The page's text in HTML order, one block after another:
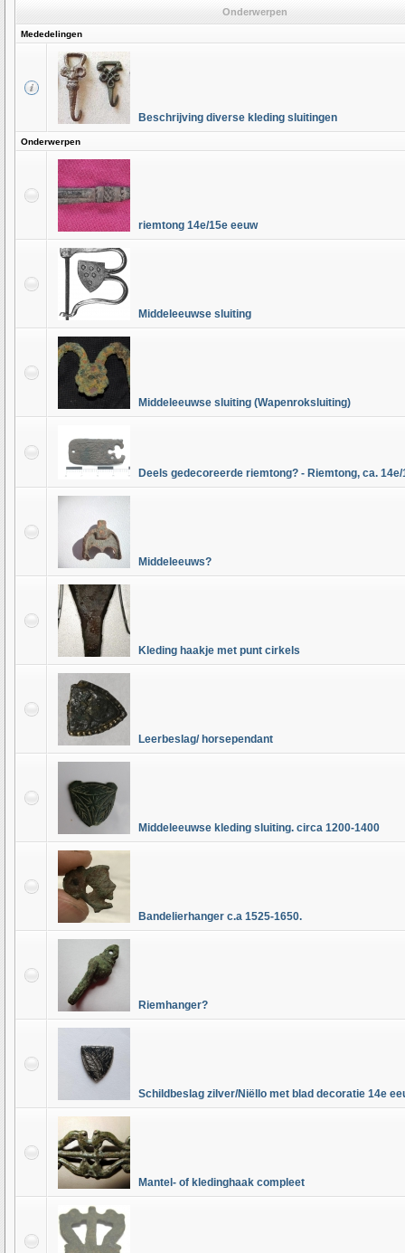
Onderwerpen
Mededelingen
Beschrijving diverse kleding sluitingen
Onderwerpen
riemtong 14e/15e eeuw
Middeleeuwse sluiting
Middeleeuwse sluiting (Wapenroksluiting)
Deels gedecoreerde riemtong? - Riemtong, ca. 14e/
Middeleeuws?
Kleding haakje met punt cirkels
Leerbeslag/ horsependant
Middeleeuwse kleding sluiting. circa 1200-1400
Bandelierhanger c.a 1525-1650.
Riemhanger?
Schildbeslag zilver/Niëllo met blad decoratie 14e
Mantel- of kledinghaak compleet